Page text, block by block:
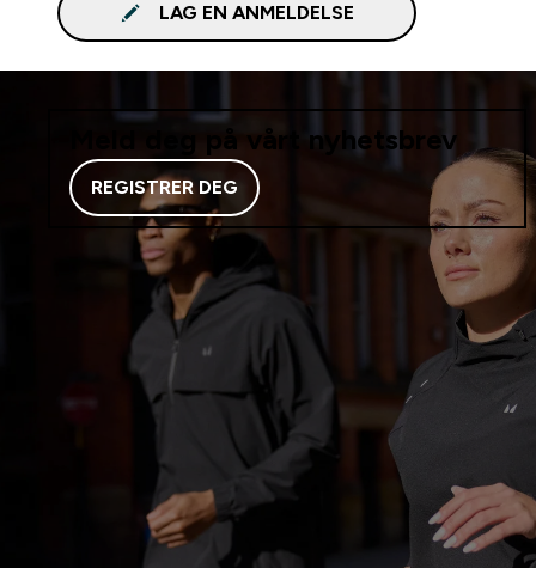
LAG EN ANMELDELSE
Meld deg på vårt nyhetsbrev
REGISTRER DEG